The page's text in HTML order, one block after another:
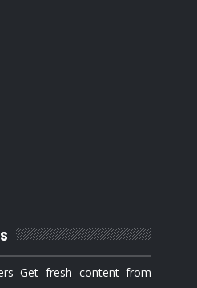
Get fresh content from